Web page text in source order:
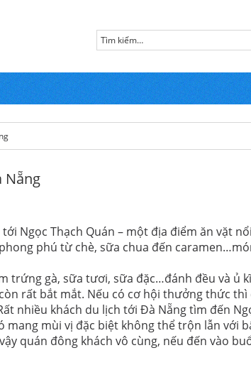
Nẵng
Ngọc Thạch Quán – một địa điểm ăn vặt
phú từ chè, sữa chua đến
trứng gà, sữa tươi, sữa đặc…đánh đều và ủ
rất bắt mắt. Nếu có cơ hội thưởng thức thì
nhiều khách du lịch tới Đà Nẵng tìm đến
mang mùi vị đặc biệt không thể trộn lẫn với
quán đông khách vô cùng, nếu đến vào